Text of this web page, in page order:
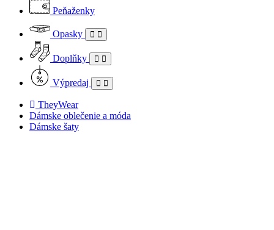
Peňaženky
Opasky
Doplňky
Výpredaj
TheyWear
Dámske oblečenie a móda
Dámske šaty